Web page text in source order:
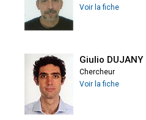
Voir la fiche
Giulio DUJANY
Chercheur
Voir la fiche